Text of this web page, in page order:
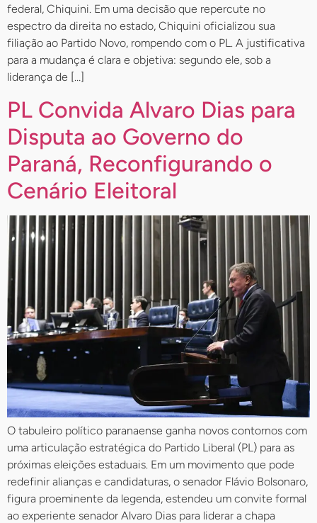
federal, Chiquini. Em uma decisão que repercute no
espectro da direita no estado, Chiquini oficializou sua
filiação ao Partido Novo, rompendo com o PL. A justificativa
para a mudança é clara e objetiva: segundo ele, sob a
liderança de […]
PL Convida Alvaro Dias para
Disputa ao Governo do
Paraná, Reconfigurando o
Cenário Eleitoral
O tabuleiro político paranaense ganha novos contornos com
uma articulação estratégica do Partido Liberal (PL) para as
próximas eleições estaduais. Em um movimento que pode
redefinir alianças e candidaturas, o senador Flávio Bolsonaro,
figura proeminente da legenda, estendeu um convite formal
ao experiente senador Alvaro Dias para liderar a chapa